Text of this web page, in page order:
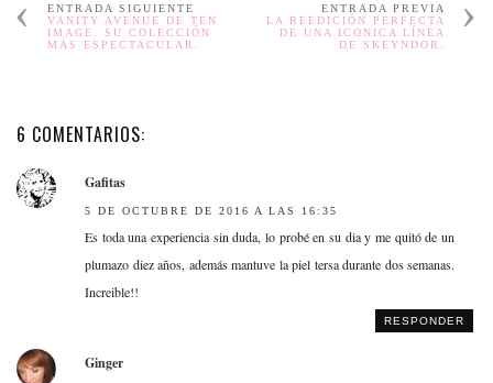
ENTRADA SIGUIENTE
VANITY AVENUE DE TEN
IMAGE. SU COLECCIÓN
MÁS ESPECTACULAR.
ENTRADA PREVIA
LA REEDICIÓN PERFECTA
DE UNA ICONICA LÍNEA
DE SKEYNDOR.
6 COMENTARIOS:
Gafitas
5 DE OCTUBRE DE 2016 A LAS 16:35
Es toda una experiencia sin duda, lo probé en su dia y me quitó de un
plumazo diez años, además mantuve la piel tersa durante dos semanas.
Increible!!
RESPONDER
Ginger